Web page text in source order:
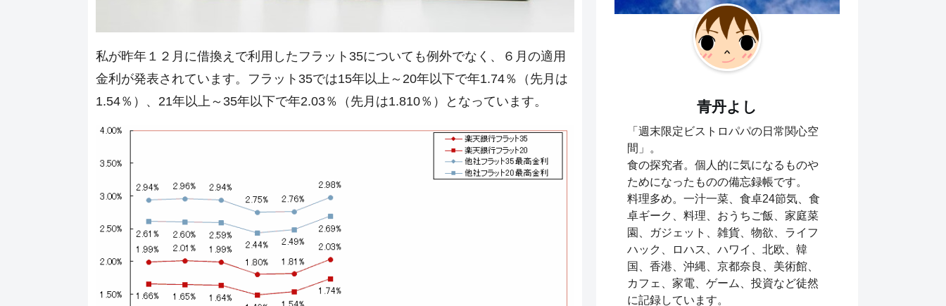
私が昨年１２月に借換えで利用したフラット35についても例外でなく、６月の適用
金利が発表されています。フラット35では15年以上～20年以下で年1.74％（先月は
1.54％）、21年以上～35年以下で年2.03％（先月は1.810％）となっています。
青丹よし
「週末限定ビストロパパの日常関心空
間」。
食の探究者。個人的に気になるものや
ためになったものの備忘録帳です。
料理多め。一汁一菜、食卓24節気、食
卓ギーク、料理、おうちご飯、家庭菜
園、ガジェット、雑貨、物欲、ライフ
ハック、ロハス、ハワイ、北欧、韓
国、香港、沖縄、京都奈良、美術館、
カフェ、家電、ゲーム、投資など徒然
に記録しています。